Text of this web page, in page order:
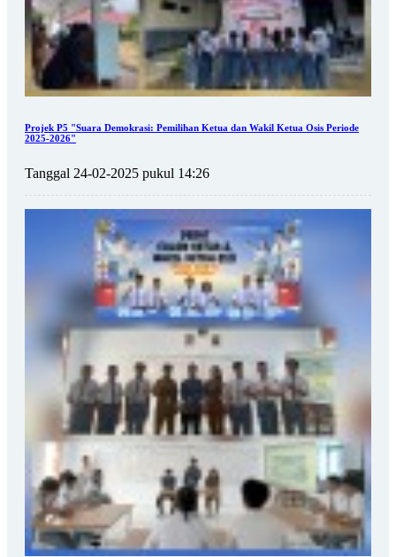
Projek P5 "Suara Demokrasi: Pemilihan Ketua dan Wakil Ketua Osis Periode
2025-2026"
Tanggal 24-02-2025 pukul 14:26